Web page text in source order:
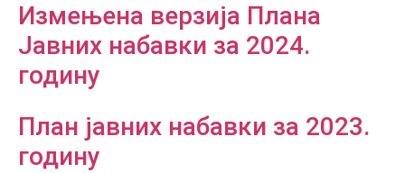
Измењенa верзијa Плана
Јавних набавки за 2024.
годину
План јавних набавки за 2023.
годину